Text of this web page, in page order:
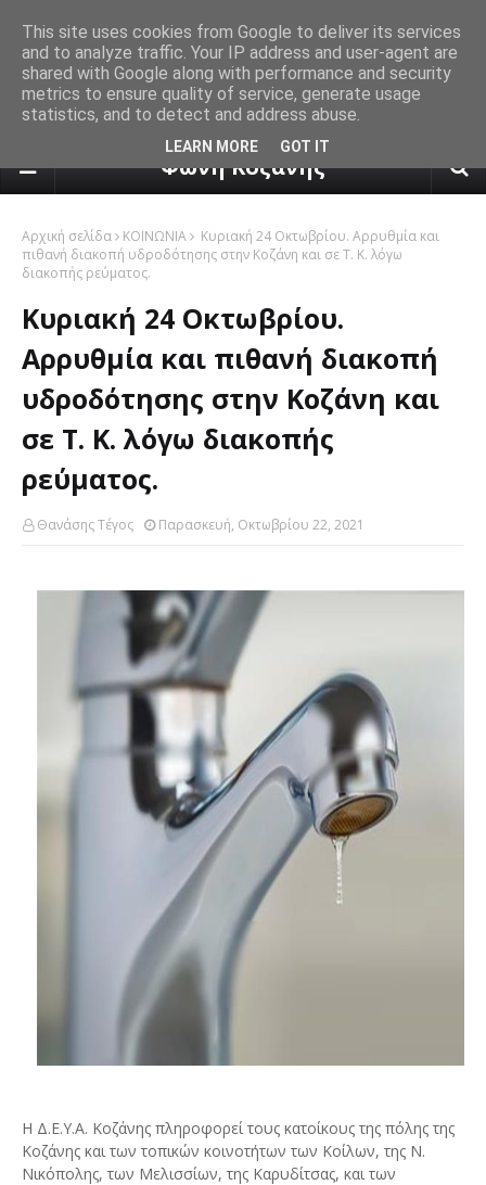
πρόγνωση καιρού από το
Φωνή Κοζάνης
Αρχική σελίδα ΚΟΙΝΩΝΙΑ
Κυριακή 24 Οκτωβρίου. Αρρυθμία και
πιθανή διακοπή υδροδότησης στην Κοζάνη και σε Τ. Κ. λόγω
διακοπής ρεύματος.
Κυριακή 24 Οκτωβρίου.
Αρρυθμία και πιθανή διακοπή
υδροδότησης στην Κοζάνη και
σε Τ. Κ. λόγω διακοπής
ρεύματος.
Θανάσης Τέγος Παρασκευή, Οκτωβρίου 22, 2021
Η Δ.Ε.Υ.Α. Κοζάνης πληροφορεί τους κατοίκους της πόλης της
Κοζάνης και των τοπικών κοινοτήτων των Κοίλων, της Ν.
Νικόπολης, των Μελισσίων, της Καρυδίτσας, και των
This site uses cookies from Google to deliver its services
and to analyze traffic. Your IP address and user-agent are
shared with Google along with performance and security
metrics to ensure quality of service, generate usage
statistics, and to detect and address abuse.
LEARN MORE GOT IT